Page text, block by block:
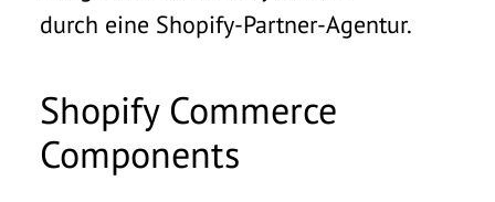
durch eine Shopify-Partner-Agentur.
Shopify Commerce
Components